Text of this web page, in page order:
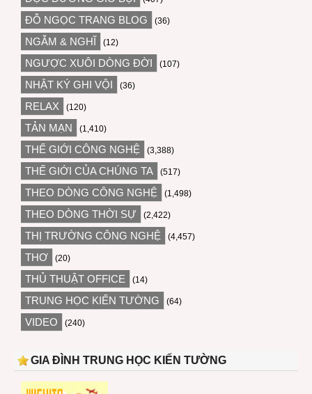
ĐỖ NGỌC TRANG BLOG (36)
NGẪM & NGHĨ (12)
NGƯỢC XUÔI DÒNG ĐỜI (107)
NHẬT KÝ GHI VỘI (36)
RELAX (120)
TẢN MẠN (1,410)
THẾ GIỚI CÔNG NGHỆ (3,388)
THẾ GIỚI CỦA CHÚNG TA (517)
THEO DÒNG CÔNG NGHỆ (1,498)
THEO DÒNG THỜI SỰ (2,422)
THỊ TRƯỜNG CÔNG NGHỆ (4,457)
THƠ (20)
THỦ THUẬT OFFICE (14)
TRUNG HỌC KIẾN TƯỜNG (64)
VIDEO (240)
GIA ĐÌNH TRUNG HỌC KIẾN TƯỜNG